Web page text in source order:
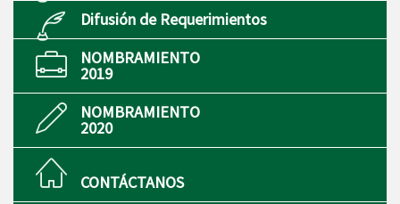
Difusión de Requerimientos
NOMBRAMIENTO
2019
NOMBRAMIENTO
2020
CONTÁCTANOS